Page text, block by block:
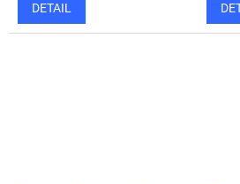
DETAIL